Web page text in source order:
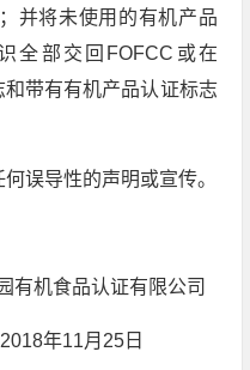
并将未使用的有机产品
全部交回FOFCC或在
带有有机产品认证标志
误导性的声明或宣传。
认证有限公司
25日